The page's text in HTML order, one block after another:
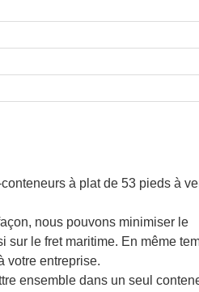
à plat de 53 pieds à
nous pouvons minimiser le
le fret maritime. En même
votre entreprise.
ensemble dans un seul